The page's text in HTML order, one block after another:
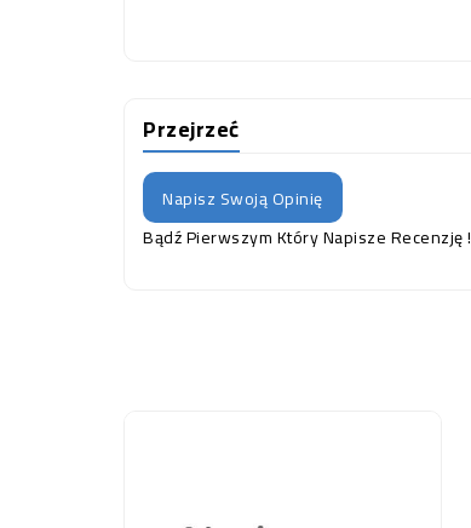
Przejrzeć
Napisz Swoją Opinię
Bądź Pierwszym Który Napisze Recenzję !